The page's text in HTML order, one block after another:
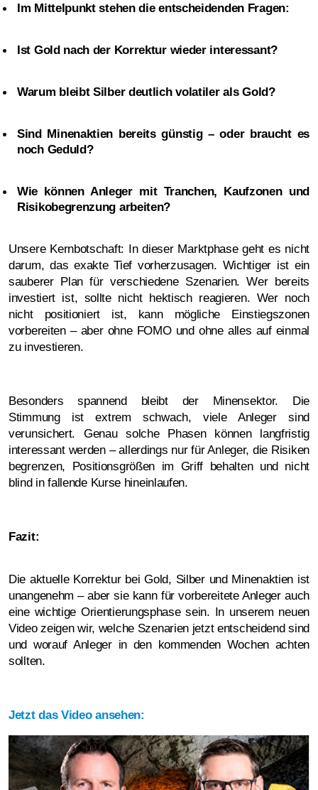
Im Mittelpunkt stehen die entscheidenden Fragen:
Ist Gold nach der Korrektur wieder interessant?
Warum bleibt Silber deutlich volatiler als Gold?
Sind Minenaktien bereits günstig – oder braucht es
noch Geduld?
Wie können Anleger mit Tranchen, Kaufzonen und
Risikobegrenzung arbeiten?
Unsere Kernbotschaft: In dieser Marktphase geht es nicht
darum, das exakte Tief vorherzusagen. Wichtiger ist ein
sauberer Plan für verschiedene Szenarien. Wer bereits
investiert ist, sollte nicht hektisch reagieren. Wer noch
nicht positioniert ist, kann mögliche Einstiegszonen
vorbereiten – aber ohne FOMO und ohne alles auf einmal
zu investieren.
Besonders spannend bleibt der Minensektor. Die
Stimmung ist extrem schwach, viele Anleger sind
verunsichert. Genau solche Phasen können langfristig
interessant werden – allerdings nur für Anleger, die Risiken
begrenzen, Positionsgrößen im Griff behalten und nicht
blind in fallende Kurse hineinlaufen.
Fazit:
Die aktuelle Korrektur bei Gold, Silber und Minenaktien ist
unangenehm – aber sie kann für vorbereitete Anleger auch
eine wichtige Orientierungsphase sein. In unserem neuen
Video zeigen wir, welche Szenarien jetzt entscheidend sind
und worauf Anleger in den kommenden Wochen achten
sollten.
Jetzt das Video ansehen: